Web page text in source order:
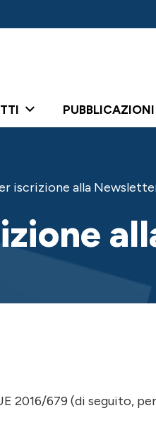
PUBBLICAZIONI
iscrizione alla
2016/679 (di seguito,